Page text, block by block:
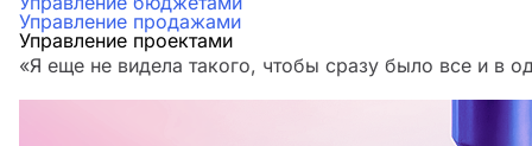
Управление продажами
Управление проектами
«Я еще не видела такого, чтобы сразу было все и в